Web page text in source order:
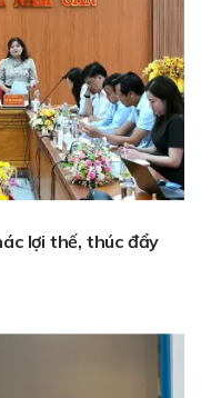
lợi thế, thúc đẩy